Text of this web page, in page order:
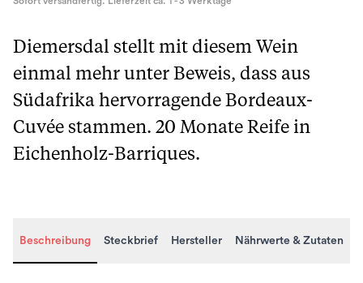
Diemersdal stellt mit diesem Wein
einmal mehr unter Beweis, dass aus
Südafrika hervorragende Bordeaux-
Cuvée stammen. 20 Monate Reife in
Eichenholz-Barriques.
Beschreibung Steckbrief Hersteller Nährwerte & Zutaten